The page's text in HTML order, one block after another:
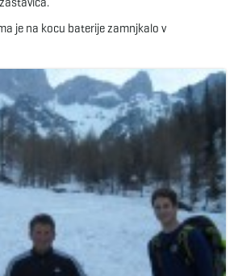
e
n
a
je na kocu baterije zamnjkalo v